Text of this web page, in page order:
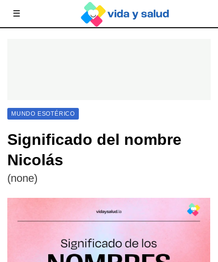
☰
MUNDO ESOTÉRICO
Significado del nombre
Nicolás
(none)